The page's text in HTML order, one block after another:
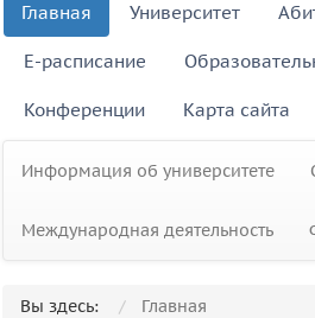
Главная Университет
E-расписание
Конференции Карта сайта
Информация об университете
Международная деятельность
Вы здесь: Главная